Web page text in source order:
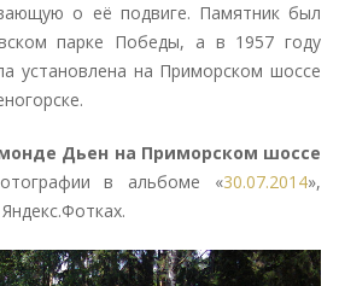
о её подвиге. Памятник был
парке Победы, а в 1957 году
установлена на Приморском шоссе
Дьен на Приморском шоссе
в альбоме «30.07.2014»,